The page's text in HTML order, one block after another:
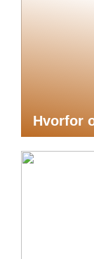
Hvorfor